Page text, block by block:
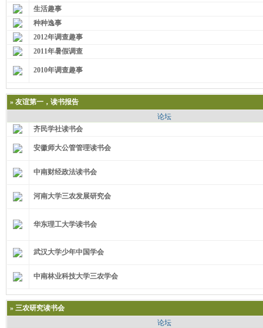
生活趣事
种种逸事
2012年调查趣事
2011年暑假调查
2010年调查趣事
» 友谊第一，读书报告
论坛
齐民学社读书会
安徽师大公管管理读书会
中南财经政法读书会
河南大学三农发展研究会
华东理工大学读书会
武汉大学少年中国学会
中南林业科技大学三农学会
» 三农研究读书会
论坛